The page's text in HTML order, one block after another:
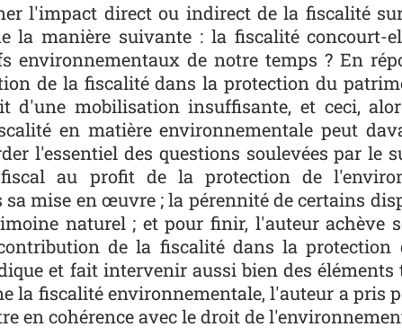
l'impact direct ou indirect de la fiscalité
manière suivante : la fiscalité concourt-
environnementaux de notre temps ? En
de la fiscalité dans la protection du
d'une mobilisation insuffisante, et ceci,
en matière environnementale peut
l'essentiel des questions soulevées par le
au profit de la protection de
mise en œuvre ; la pérennité de certains
naturel ; et pour finir, l'auteur achève
de la fiscalité dans la protection
et fait intervenir aussi bien des éléments
la fiscalité environnementale, l'auteur a pris
en cohérence avec le droit de